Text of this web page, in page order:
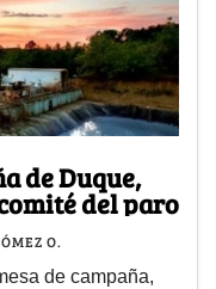
de Duque,
del paro
O.
de campaña,